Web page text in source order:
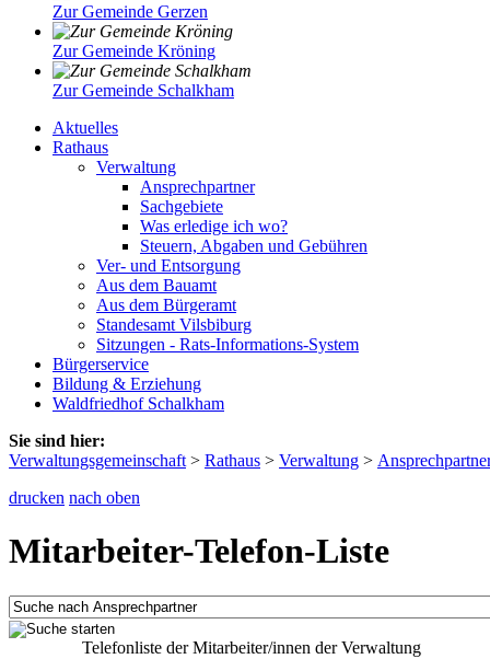
Zur Gemeinde Gerzen
Zur Gemeinde Kröning
Zur Gemeinde Schalkham
Aktuelles
Rathaus
Verwaltung
Ansprechpartner
Sachgebiete
Was erledige ich wo?
Steuern, Abgaben und Gebühren
Ver- und Entsorgung
Aus dem Bauamt
Aus dem Bürgeramt
Standesamt Vilsbiburg
Sitzungen - Rats-Informations-System
Bürgerservice
Bildung & Erziehung
Waldfriedhof Schalkham
Sie sind hier:
Verwaltungsgemeinschaft > Rathaus > Verwaltung >
drucken nach oben
Mitarbeiter-Telefon-Liste
Telefonliste der Mitarbeiter/innen der Verwaltung